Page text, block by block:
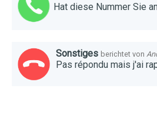
Hat diese Nummer Sie
Sonstiges berichtet von
Pas répondu mais j'ai